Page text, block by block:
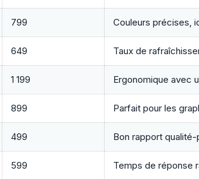
799 Couleurs précises,
649 Taux de
1 199 Ergonomique avec
899 Parfait pour les
499 Bon rapport qualité-
599 Temps de réponse